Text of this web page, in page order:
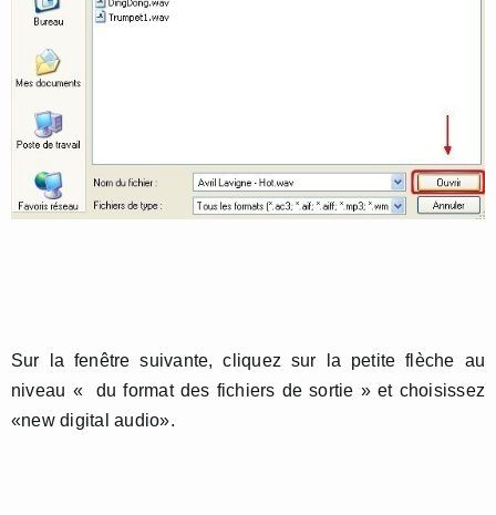
Sur la fenêtre suivante, cliquez sur la petite flèche au
niveau « du format des fichiers de sortie » et choisissez
«new digital audio».